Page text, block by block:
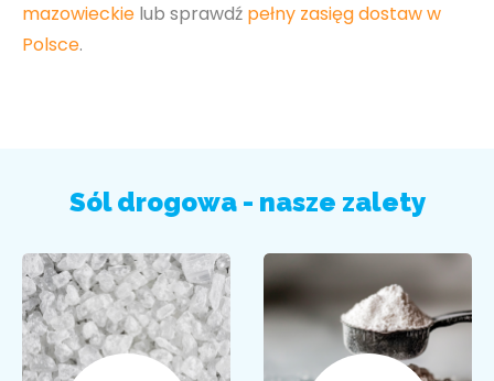
mazowieckie lub sprawdź pełny zasięg dostaw w
Polsce.
Sól drogowa - nasze zalety